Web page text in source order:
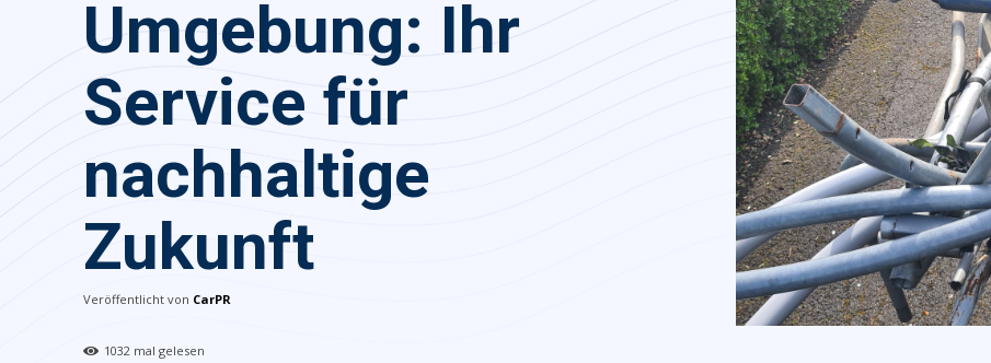
Umgebung: Ihr
Service für
nachhaltige
Zukunft
Veröffentlicht von CarPR
1032 mal gelesen